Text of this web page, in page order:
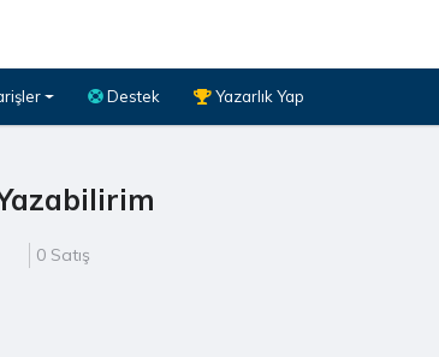
Destek Yazarlık Yap
0 Satış